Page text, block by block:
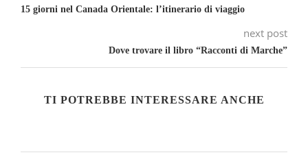
15 giorni nel Canada Orientale: l’itinerario di viaggio
next post
Dove trovare il libro “Racconti di Marche”
TI POTREBBE INTERESSARE ANCHE